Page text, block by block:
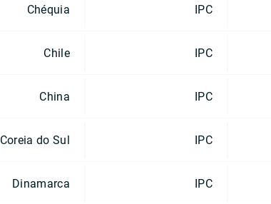
Chéquia IPC
Chile IPC
China IPC
Coreia do Sul IPC
Dinamarca IPC